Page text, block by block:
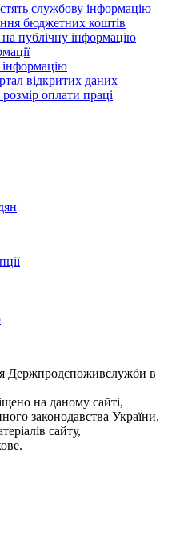
службову інформацію
бюджетних коштів
на публічну інформацію
відкритих даних
оплати праці
Держпродспоживслужби в
на даному сайті,
законодавства України.
сайту,